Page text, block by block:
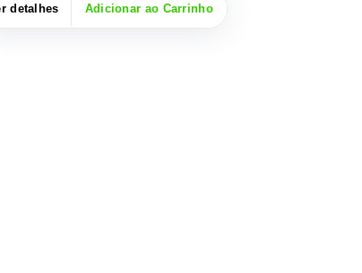
detalhes Adicionar ao Carrinho